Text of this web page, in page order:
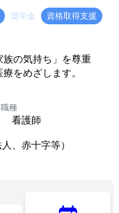
奨学金
資格取得支援
の気持ち」を尊重
をめざします。
種
看護師
、赤十字等）